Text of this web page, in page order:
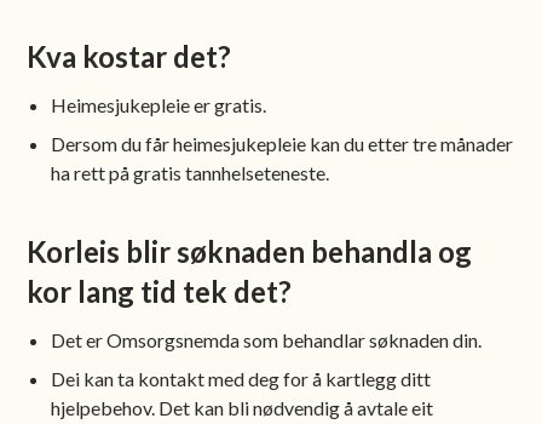
Kva kostar det?
Heimesjukepleie er gratis.
Dersom du får heimesjukepleie kan du etter tre månader
ha rett på gratis tannhelseteneste.
Korleis blir søknaden behandla og
kor lang tid tek det?
Det er Omsorgsnemda som behandlar søknaden din.
Dei kan ta kontakt med deg for å kartlegg ditt
hjelpebehov. Det kan bli nødvendig å avtale eit